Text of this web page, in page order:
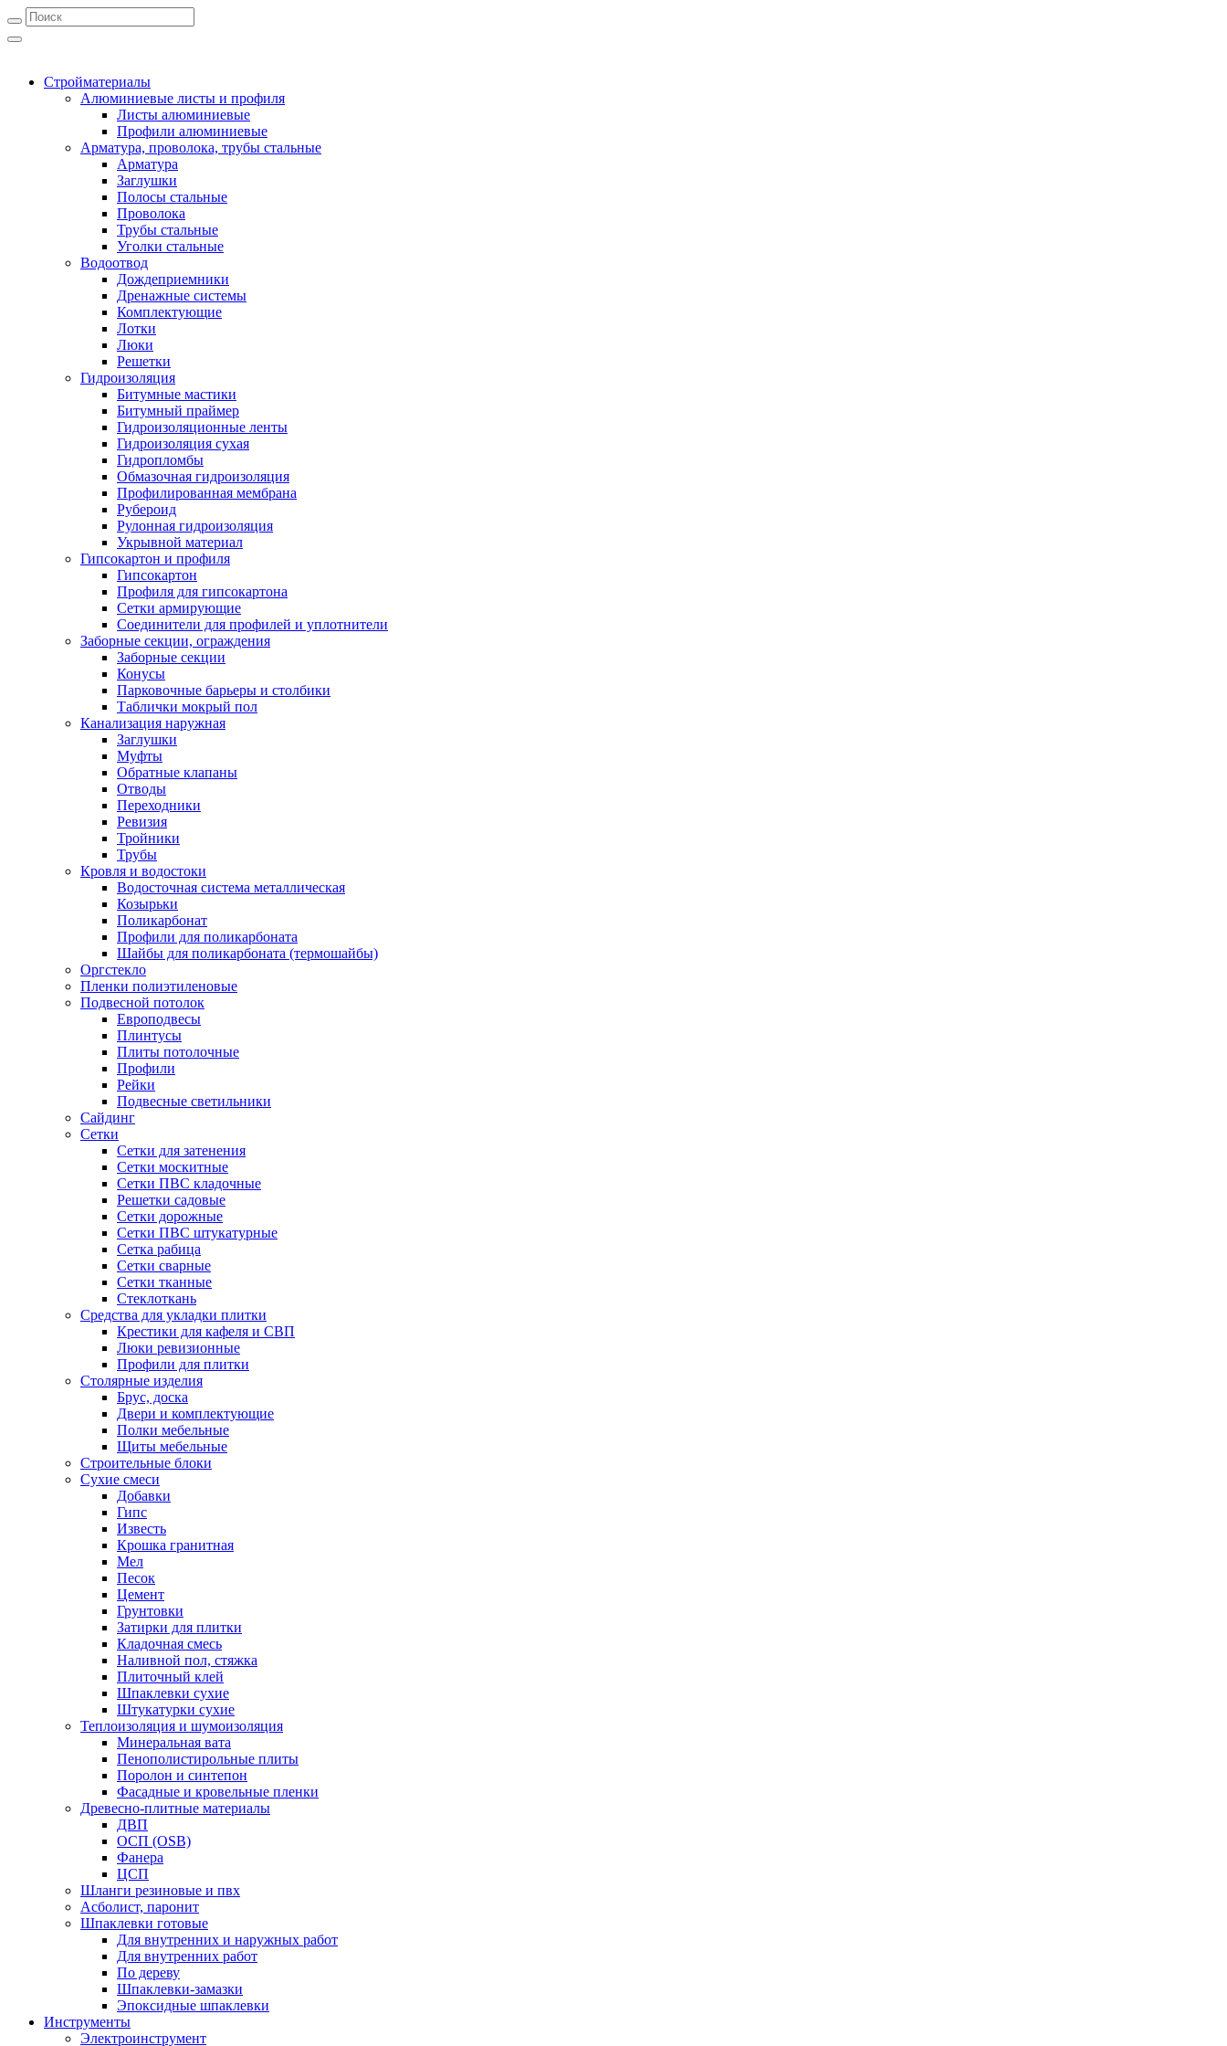
Стройматериалы
Алюминиевые листы и профиля
Листы алюминиевые
Профили алюминиевые
Арматура, проволока, трубы стальные
Арматура
Заглушки
Полосы стальные
Проволока
Трубы стальные
Уголки стальные
Водоотвод
Дождеприемники
Дренажные системы
Комплектующие
Лотки
Люки
Решетки
Гидроизоляция
Битумные мастики
Битумный праймер
Гидроизоляционные ленты
Гидроизоляция сухая
Гидропломбы
Обмазочная гидроизоляция
Профилированная мембрана
Рубероид
Рулонная гидроизоляция
Укрывной материал
Гипсокартон и профиля
Гипсокартон
Профиля для гипсокартона
Сетки армирующие
Соединители для профилей и уплотнители
Заборные секции, ограждения
Заборные секции
Конусы
Парковочные барьеры и столбики
Таблички мокрый пол
Канализация наружная
Заглушки
Муфты
Обратные клапаны
Отводы
Переходники
Ревизия
Тройники
Трубы
Кровля и водостоки
Водосточная система металлическая
Козырьки
Поликарбонат
Профили для поликарбоната
Шайбы для поликарбоната (термошайбы)
Оргстекло
Пленки полиэтиленовые
Подвесной потолок
Европодвесы
Плинтусы
Плиты потолочные
Профили
Рейки
Подвесные светильники
Сайдинг
Сетки
Сетки для затенения
Сетки москитные
Сетки ПВС кладочные
Решетки садовые
Сетки дорожные
Сетки ПВС штукатурные
Сетка рабица
Сетки сварные
Сетки тканные
Стеклоткань
Средства для укладки плитки
Крестики для кафеля и СВП
Люки ревизионные
Профили для плитки
Столярные изделия
Брус, доска
Двери и комплектующие
Полки мебельные
Щиты мебельные
Строительные блоки
Сухие смеси
Добавки
Гипс
Известь
Крошка гранитная
Мел
Песок
Цемент
Грунтовки
Затирки для плитки
Кладочная смесь
Наливной пол, стяжка
Плиточный клей
Шпаклевки сухие
Штукатурки сухие
Теплоизоляция и шумоизоляция
Минеральная вата
Пенополистирольные плиты
Поролон и синтепон
Фасадные и кровельные пленки
Древесно-плитные материалы
ДВП
ОСП (OSB)
Фанера
ЦСП
Шланги резиновые и пвх
Асболист, паронит
Шпаклевки готовые
Для внутренних и наружных работ
Для внутренних работ
По дереву
Шпаклевки-замазки
Эпоксидные шпаклевки
Инструменты
Электроинструмент